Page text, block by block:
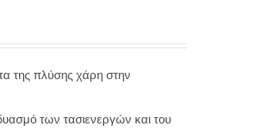
της πλύσης χάρη στην
των τασιενεργών και του